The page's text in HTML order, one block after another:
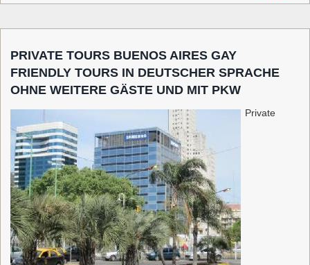
PRIVATE TOURS BUENOS AIRES GAY
FRIENDLY TOURS IN DEUTSCHER SPRACHE
OHNE WEITERE GÄSTE UND MIT PKW
Private